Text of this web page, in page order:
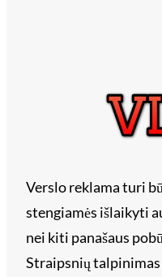
Verslo reklama turi
stengiamės išlaikyti
nei kiti panašaus
Straipsnių